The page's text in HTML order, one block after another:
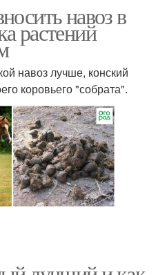
навоз в
растений
навоз лучше, конский
коровьего "собрата".